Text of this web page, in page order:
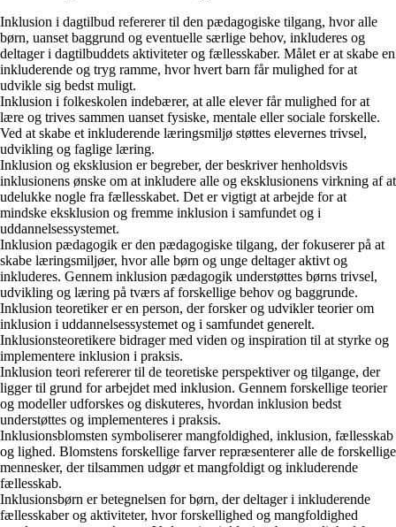
Inklusion i dagtilbud refererer til den pædagogiske tilgang, hvor alle
børn, uanset baggrund og eventuelle særlige behov, inkluderes og
deltager i dagtilbuddets aktiviteter og fællesskaber. Målet er at skabe en
inkluderende og tryg ramme, hvor hvert barn får mulighed for at
udvikle sig bedst muligt.
Inklusion i folkeskolen indebærer, at alle elever får mulighed for at
lære og trives sammen uanset fysiske, mentale eller sociale forskelle.
Ved at skabe et inkluderende læringsmiljø støttes elevernes trivsel,
udvikling og faglige læring.
Inklusion og eksklusion er begreber, der beskriver henholdsvis
inklusionens ønske om at inkludere alle og eksklusionens virkning af at
udelukke nogle fra fællesskabet. Det er vigtigt at arbejde for at
mindske eksklusion og fremme inklusion i samfundet og i
uddannelsessystemet.
Inklusion pædagogik er den pædagogiske tilgang, der fokuserer på at
skabe læringsmiljøer, hvor alle børn og unge deltager aktivt og
inkluderes. Gennem inklusion pædagogik understøttes børns trivsel,
udvikling og læring på tværs af forskellige behov og baggrunde.
Inklusion teoretiker er en person, der forsker og udvikler teorier om
inklusion i uddannelsessystemet og i samfundet generelt.
Inklusionsteoretikere bidrager med viden og inspiration til at styrke og
implementere inklusion i praksis.
Inklusion teori refererer til de teoretiske perspektiver og tilgange, der
ligger til grund for arbejdet med inklusion. Gennem forskellige teorier
og modeller udforskes og diskuteres, hvordan inklusion bedst
understøttes og implementeres i praksis.
Inklusionsblomsten symboliserer mangfoldighed, inklusion, fællesskab
og lighed. Blomstens forskellige farver repræsenterer alle de forskellige
mennesker, der tilsammen udgør et mangfoldigt og inkluderende
fællesskab.
Inklusionsbørn er betegnelsen for børn, der deltager i inkluderende
fællesskaber og aktiviteter, hvor forskellighed og mangfoldighed